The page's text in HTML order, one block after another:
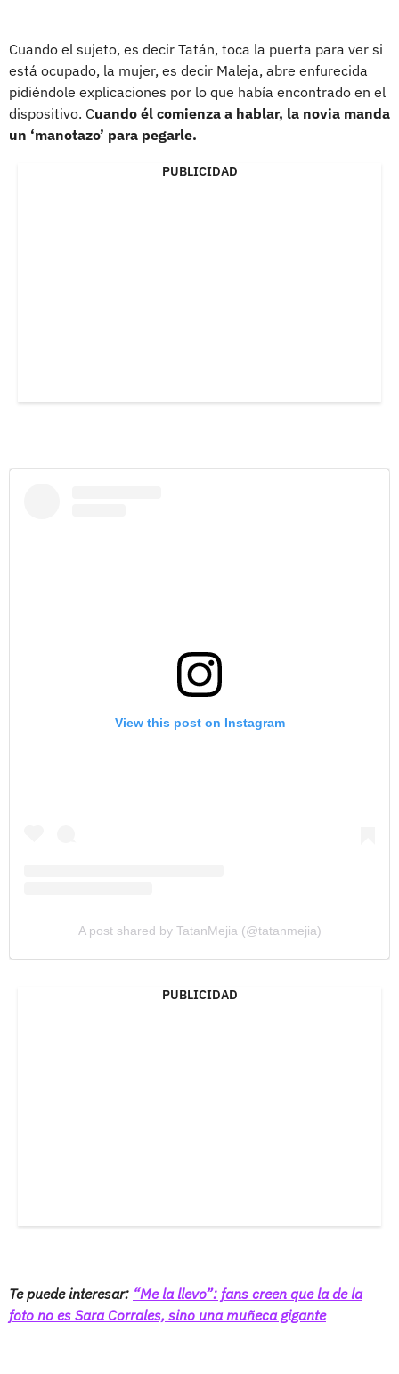
Cuando el sujeto, es decir Tatán, toca la puerta para ver si
está ocupado, la mujer, es decir Maleja, abre enfurecida
pidiéndole explicaciones por lo que había encontrado en el
dispositivo. Cuando él comienza a hablar, la novia manda
un ‘manotazo’ para pegarle.
PUBLICIDAD
View this post on Instagram
A post shared by TatanMejia (@tatanmejia)
PUBLICIDAD
Te puede interesar: “Me la llevo”: fans creen que la de la
foto no es Sara Corrales, sino una muñeca gigante